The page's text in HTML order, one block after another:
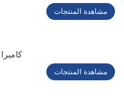
مشاهدة المنتجات
مشاهدة المنتجات